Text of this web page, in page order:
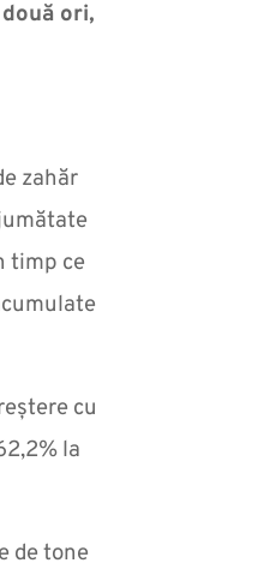
ori,
zahăr
timp ce
cu
la
de tone